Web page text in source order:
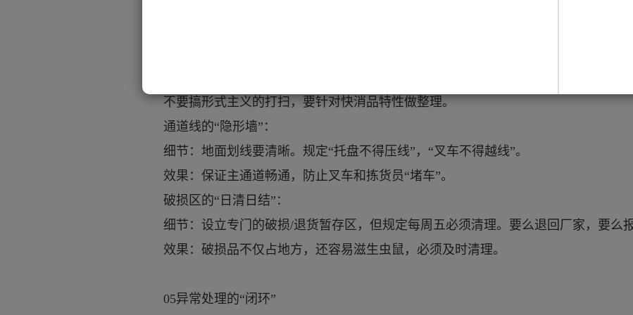
不要搞形式主义的打扫，要针对快消品特性做整理。
通道线的“隐形墙”：
细节：地面划线要清晰。规定“托盘不得压线”，“叉车不得越线”。
效果：保证主通道畅通，防止叉车和拣货员“堵车”。
破损区的“日清日结”：
细节：设立专门的破损/退货暂存区，但规定每周五必须清理。要么退回厂家，要么
效果：破损品不仅占地方，还容易滋生虫鼠，必须及时清理。
05异常处理的“闭环”